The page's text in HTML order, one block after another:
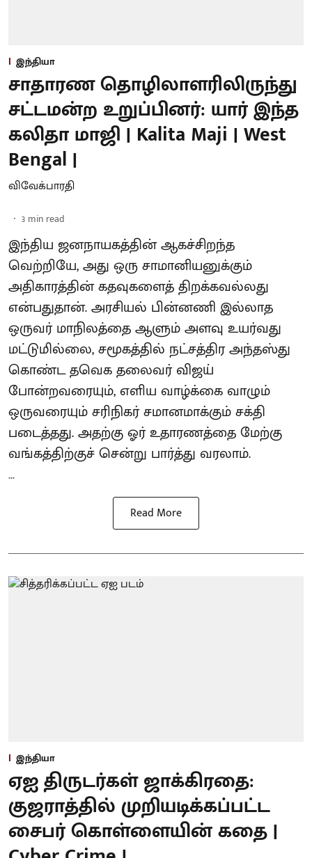
இந்தியா
சாதாரண தொழிலாளரிலிருந்து
சட்டமன்ற உறுப்பினர்: யார் இந்த
கலிதா மாஜி | Kalita Maji | West
Bengal |
விவேக்பாரதி
3 min read
இந்திய ஜனநாயகத்தின் ஆகச்சிறந்த
வெற்றியே, அது ஒரு சாமானியனுக்கும்
அதிகாரத்தின் கதவுகளைத் திறக்கவல்லது
என்பதுதான். அரசியல் பின்னணி இல்லாத
ஒருவர் மாநிலத்தை ஆளும் அளவு உயர்வது
மட்டுமில்லை, சமூகத்தில் நட்சத்திர அந்தஸ்து
கொண்ட தவெக தலைவர் விஜய்
போன்றவரையும், எளிய வாழ்க்கை வாழும்
ஒருவரையும் சரிநிகர் சமானமாக்கும் சக்தி
படைத்தது. அதற்கு ஓர் உதாரணத்தை மேற்கு
வங்கத்திற்குச் சென்று பார்த்து வரலாம்.
...
Read More
இந்தியா
ஏஐ திருடர்கள் ஜாக்கிரதை:
குஜராத்தில் முறியடிக்கப்பட்ட
சைபர் கொள்ளையின் கதை |